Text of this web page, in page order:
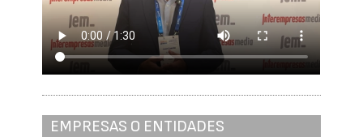
EMPRESAS O ENTIDADES